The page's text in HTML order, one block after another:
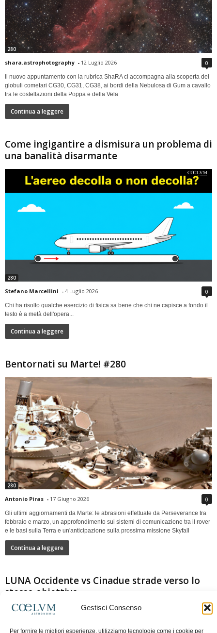
Gestisci Consenso
Per fornire le migliori esperienze, utilizziamo tecnologie come i cookie per
280
shara.astrophotography - 12 Luglio 2026 0
Il nuovo appuntamento con la rubrica ShaRA ci accompagna alla scoperta dei
globuli cometari CG30, CG31, CG38, ai bordi della Nebulosa di Gum a cavallo
tra le costellazioni della Poppa e della Vela
Continua a leggere
Come ingigantire a dismisura un problema di
una banalità disarmante
280
Stefano Marcellini - 4 Luglio 2026 0
Chi ha risolto qualche esercizio di fisica sa bene che chi ne capisce a fondo il
testo è a metà dell'opera...
Continua a leggere
Bentornati su Marte! #280
280
Antonio Piras - 17 Giugno 2026 0
Gli ultimi aggiornamenti da Marte: le abrasioni effettuate da Perseverance tra
febbraio e marzo, un approfondimento sui sistemi di comunicazione tra il rover
e le basi sulla Terra e un'anticipazione sulla prossima missione Skyfall
Continua a leggere
LUNA Occidente vs Cinadue strade verso lo
stesso obiettivo